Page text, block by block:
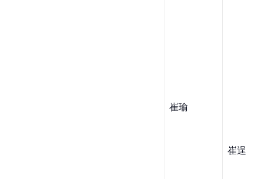
崔瑜
崔逞